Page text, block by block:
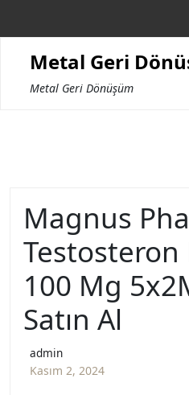
Metal Geri
Metal Geri Dönüşüm
Magnus
100 Mg
Satın Al
admin
Kasım 2, 2024